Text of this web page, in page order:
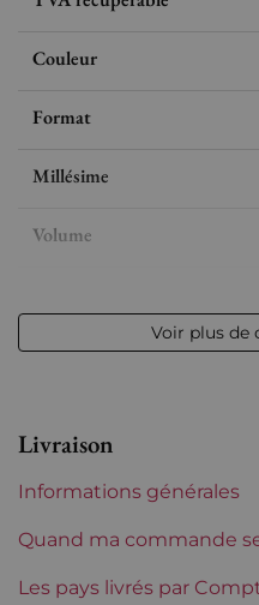
Couleur
Format
Millésime
Volume
Niveau
Domaines de Bourgogne
Tranche de prix
Voir plus de
Livraison
Informations générales
Quand ma commande
Les pays livrés par